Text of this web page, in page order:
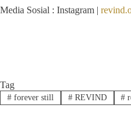
Media Sosial : Instagram |
Tag
#forever still #REVIND #